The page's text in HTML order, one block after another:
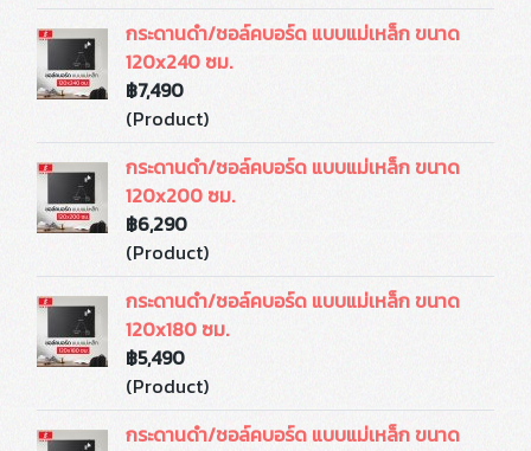
กระดานดำ/ชอล์คบอร์ด แบบแม่เหล็ก ขนาด
120x240 ซม.
฿7,490
(Product)
กระดานดำ/ชอล์คบอร์ด แบบแม่เหล็ก ขนาด
120x200 ซม.
฿6,290
(Product)
กระดานดำ/ชอล์คบอร์ด แบบแม่เหล็ก ขนาด
120x180 ซม.
฿5,490
(Product)
กระดานดำ/ชอล์คบอร์ด แบบแม่เหล็ก ขนาด